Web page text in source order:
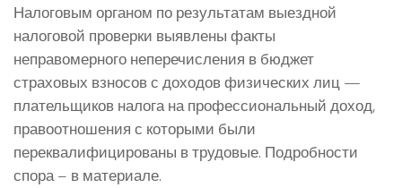
Налоговым органом по результатам выездной
налоговой проверки выявлены факты
неправомерного неперечисления в бюджет
страховых взносов с доходов физических лиц —
плательщиков налога на профессиональный доход,
правоотношения с которыми были
переквалифицированы в трудовые. Подробности
спора – в материале.